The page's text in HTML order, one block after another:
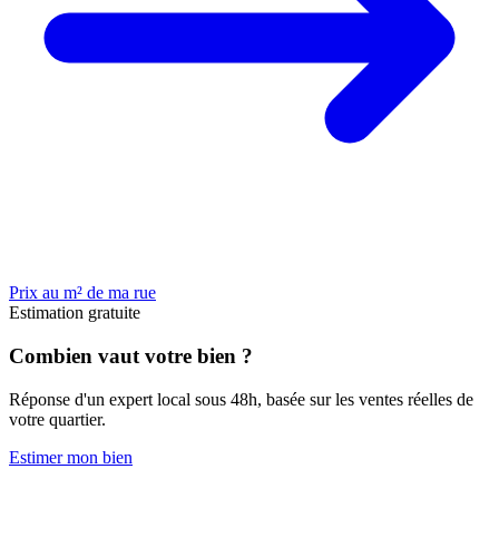
Prix au m² de ma rue
Estimation gratuite
Combien vaut votre bien ?
Réponse d'un expert local sous 48h, basée sur les ventes réelles de
votre quartier.
Estimer mon bien